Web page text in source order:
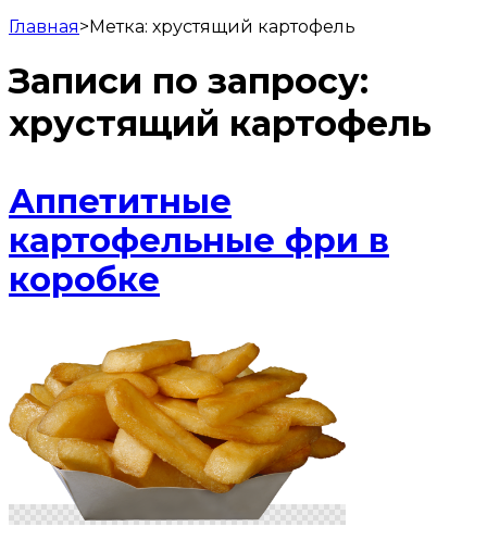
Главная>Метка: хрустящий картофель
Записи по запросу:
хрустящий картофель
Аппетитные
картофельные фри в
коробке